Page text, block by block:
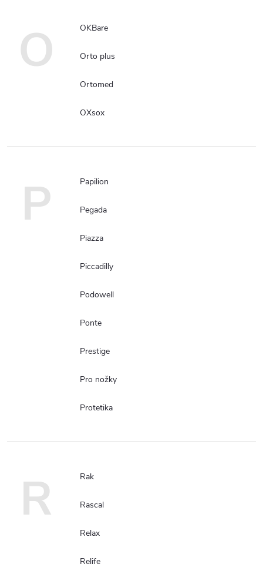
O OKBare
Orto plus
Ortomed
OXsox
P Papilion
Pegada
Piazza
Piccadilly
Podowell
Ponte
Prestige
Pro nožky
Protetika
R Rak
Rascal
Relax
Relife